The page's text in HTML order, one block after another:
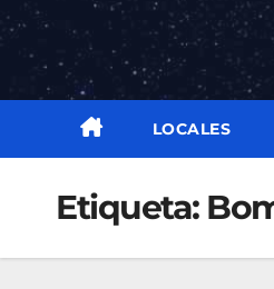
LOCALES
Etiqueta: